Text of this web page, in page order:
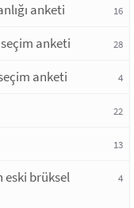
anketi 16
anketi 28
anketi 4
22
13
eski brüksel
4